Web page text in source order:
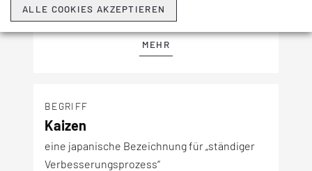
Prozessketten oder Systeme
MEHR
BEGRIFF
Kaizen
eine japanische Bezeichnung für „ständiger
Verbesserungsprozess“
ALLE COOKIES AKZEPTIEREN